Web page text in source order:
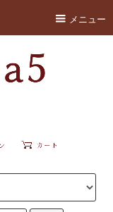
メニュー